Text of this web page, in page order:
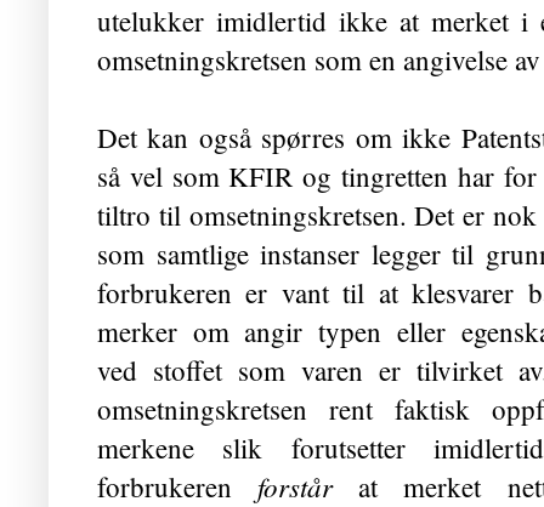
utelukker imidlertid ikke at merket i
omsetningskretsen som en angivelse
Det kan også spørres om ikke
så vel som KFIR og tingretten har for
tiltro til omsetningskretsen. Det er
som samtlige instanser legger til
forbrukeren er vant til at klesvarer
merker om angir typen eller
ved stoffet som varen er tilvirket
omsetningskretsen rent faktisk
merkene slik forutsetter
forbrukeren forstårat merket